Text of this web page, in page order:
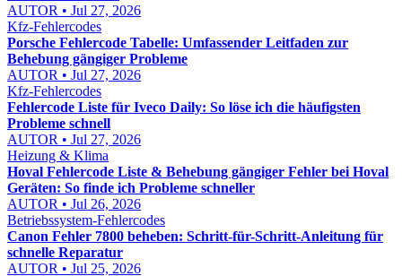
AUTOR • Jul 27, 2026
Kfz-Fehlercodes
Porsche Fehlercode Tabelle: Umfassender Leitfaden zur
Behebung gängiger Probleme
AUTOR • Jul 27, 2026
Kfz-Fehlercodes
Fehlercode Liste für Iveco Daily: So löse ich die häufigsten
Probleme schnell
AUTOR • Jul 27, 2026
Heizung & Klima
Hoval Fehlercode Liste & Behebung gängiger Fehler bei Hoval
Geräten: So finde ich Probleme schneller
AUTOR • Jul 26, 2026
Betriebssystem-Fehlercodes
Canon Fehler 7800 beheben: Schritt-für-Schritt-Anleitung für
schnelle Reparatur
AUTOR • Jul 25, 2026